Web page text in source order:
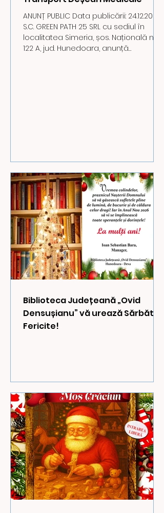
ANUNȚ PUBLIC Data publicării: 24.12.2025
S.C. GREEN PATH 25 SRL cu sediul în
localitatea Simeria, șos. Națională nr.
122 A, jud. Hunedoara, anunță
Biblioteca Județeană „Ovid
Densușianu” vă urează Sărbători
Fericite!